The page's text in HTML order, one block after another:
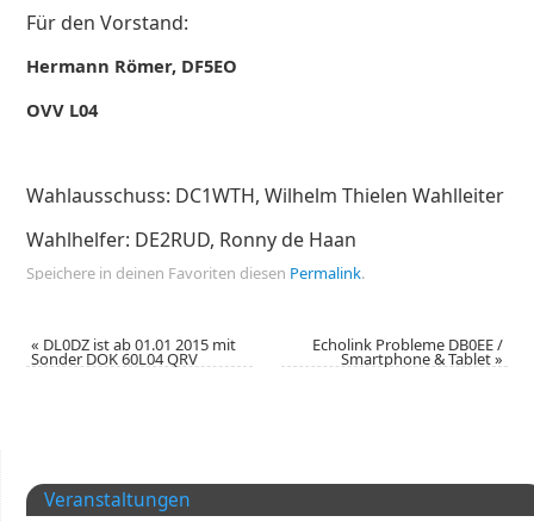
Für den Vorstand:
Hermann Römer, DF5EO
OVV L04
Wahlausschuss: DC1WTH, Wilhelm Thielen Wahlleiter
Wahlhelfer: DE2RUD, Ronny de Haan
Speichere in deinen Favoriten diesen Permalink.
« DL0DZ ist ab 01.01 2015 mit
Sonder DOK 60L04 QRV
Echolink Probleme DB0EE /
Smartphone & Tablet»
Veranstaltungen